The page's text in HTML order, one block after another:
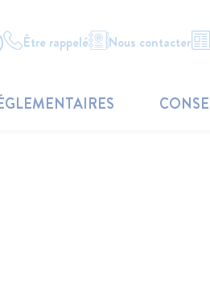
Être rappelé Nous contacter